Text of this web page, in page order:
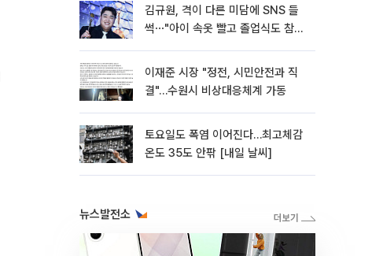
김규원, 격이 다른 미담에 SNS 들
썩⋯"아이 속옷 빨고 졸업식도 참
이재준 시장 "정전, 시민안전과 직
결"…수원시 비상대응체계 가동
토요일도 폭염 이어진다…최고체감
온도 35도 안팎 [내일 날씨]
뉴스발전소